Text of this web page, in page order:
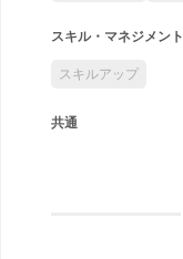
スキル・マネジメント
スキルアップ
共通